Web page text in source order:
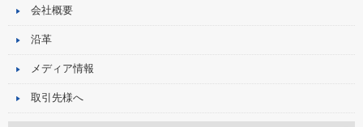
会社概要
沿革
メディア情報
取引先様へ